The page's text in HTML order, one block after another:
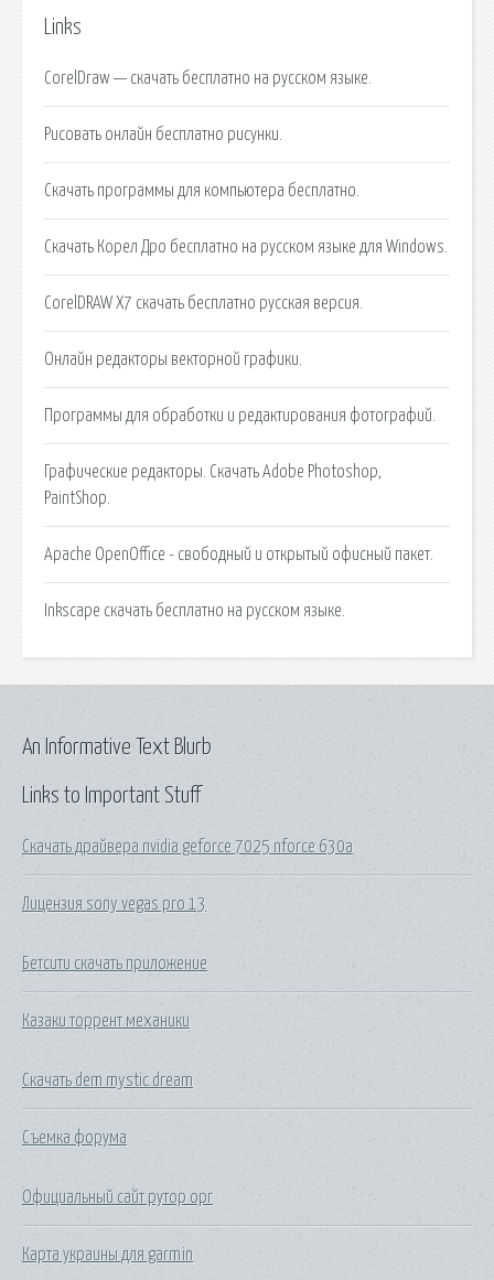
Links
CorelDraw — скачать бесплатно на русском языке.
Рисовать онлайн бесплатно рисунки.
Скачать программы для компьютера бесплатно.
Скачать Корел Дро бесплатно на русском языке для Windows.
CorelDRAW X7 скачать бесплатно русская версия.
Онлайн редакторы векторной графики.
Программы для обработки и редактирования фотографий.
Графические редакторы. Скачать Adobe Photoshop,
PaintShop.
Apache OpenOffice - свободный и открытый офисный пакет.
Inkscape скачать бесплатно на русском языке.
Links to Important Stuff
Скачать драйвера nvidia geforce 7025 nforce 630a
Лицензия sony vegas pro 13
Бетсити скачать приложение
Казаки торрент механики
Скачать dem mystic dream
Съемка форума
Официальный сайт рутор орг
Карта украины для garmin
An Informative Text Blurb